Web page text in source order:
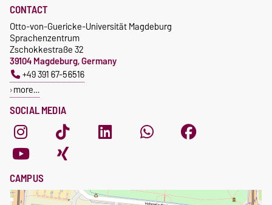
SOCIAL MEDIA
CONTACT
Otto-von-Guericke-Universität Magdeburg
Sprachenzentrum
Zschokkestraße 32
39104 Magdeburg, Germany
+49 391 67-56516
more…
CAMPUS